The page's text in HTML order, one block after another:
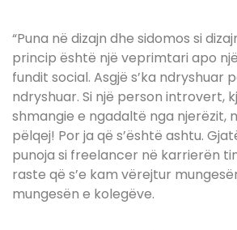
“Puna në dizajn dhe sidomos si
princip është një veprimtari apo
fundit social. Asgjë s’ka ndryshuar
ndryshuar. Si një person introvert,
shmangie e ngadaltë nga njerëzit,
pëlqej! Por ja që s’është ashtu.
punoja si freelancer në karrierën
raste që s’e kam vërejtur
mungesën e kolegëve.